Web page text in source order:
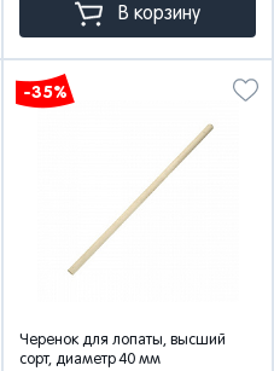
В корзину
-35%
Черенок для лопаты, высший
сорт, диаметр 40 мм